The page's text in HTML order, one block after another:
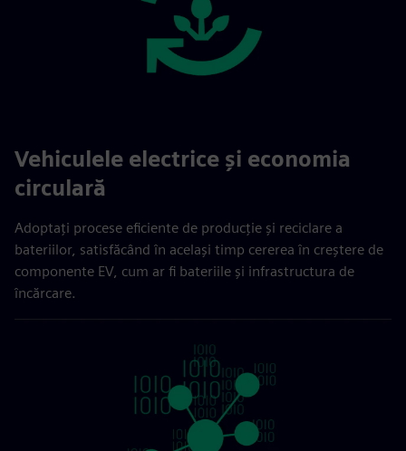
Vehiculele electrice și economia
circulară
Adoptați procese eficiente de producție și reciclare a
bateriilor, satisfăcând în același timp cererea în creștere de
componente EV, cum ar fi bateriile și infrastructura de
încărcare.